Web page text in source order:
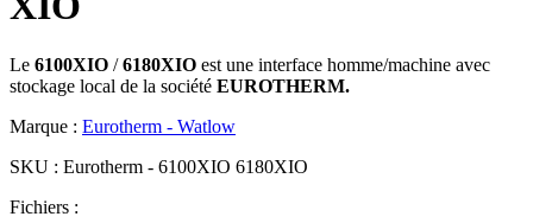
Le 6100XIO /6180XIO est une interface homme/machine avec
stockage local de la société EUROTHERM.
Marque : Eurotherm - Watlow
SKU : Eurotherm - 6100XIO 6180XIO
Fichiers :